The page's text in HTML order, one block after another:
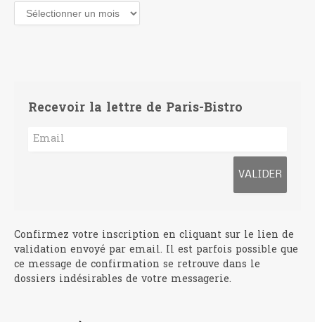
Archives
Recevoir la lettre de Paris-Bistro
Confirmez votre inscription en cliquant sur le lien de
validation envoyé par email. Il est parfois possible que
ce message de confirmation se retrouve dans le
dossiers indésirables de votre messagerie.